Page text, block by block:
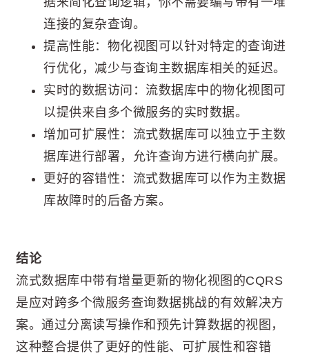
连接的复杂查询。
提高性能：物化视图可以针对特定的查询进
行优化，减少与查询主数据库相关的延迟。
实时的数据访问：流数据库中的物化视图可
以提供来自多个微服务的实时数据。
增加可扩展性：流式数据库可以独立于主数
据库进行部署，允许查询方进行横向扩展。
更好的容错性：流式数据库可以作为主数据
库故障时的后备方案。
结论
流式数据库中带有增量更新的物化视图的CQRS
是应对跨多个微服务查询数据挑战的有效解决方
案。通过分离读写操作和预先计算数据的视图，
这种整合提供了更好的性能、可扩展性和容错